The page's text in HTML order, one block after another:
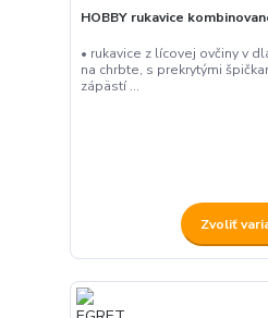
HOBBY rukavice
• rukavice z lícovej ovčiny v
na chrbte, s prekrytými
zápästí ...
Zvoliť